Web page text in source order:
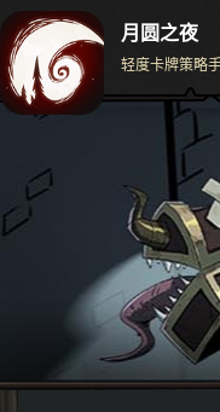
月圆之夜
轻度卡牌策略